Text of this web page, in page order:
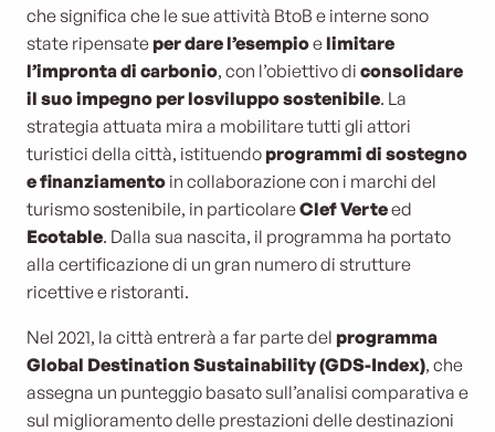
che significa che le sue attività BtoB e interne sono
state ripensate per dare l’esempioe limitare
l’impronta di carbonio, con l’obiettivo di consolidare
il suo impegno per losviluppo sostenibile. La
strategia attuata mira a mobilitare tutti gli attori
turistici della città, istituendo programmi di sostegno
e finanziamento in collaborazione con i marchi del
turismo sostenibile, in particolareClef Verteed
Ecotable. Dalla sua nascita, il programma ha portato
alla certificazione di un gran numero di strutture
ricettive e ristoranti.
Nel 2021, la città entrerà a far parte del programma
Global Destination Sustainability (GDS-Index), che
assegna un punteggio basato sull’analisi comparativa e
sul miglioramento delle prestazioni delle destinazioni